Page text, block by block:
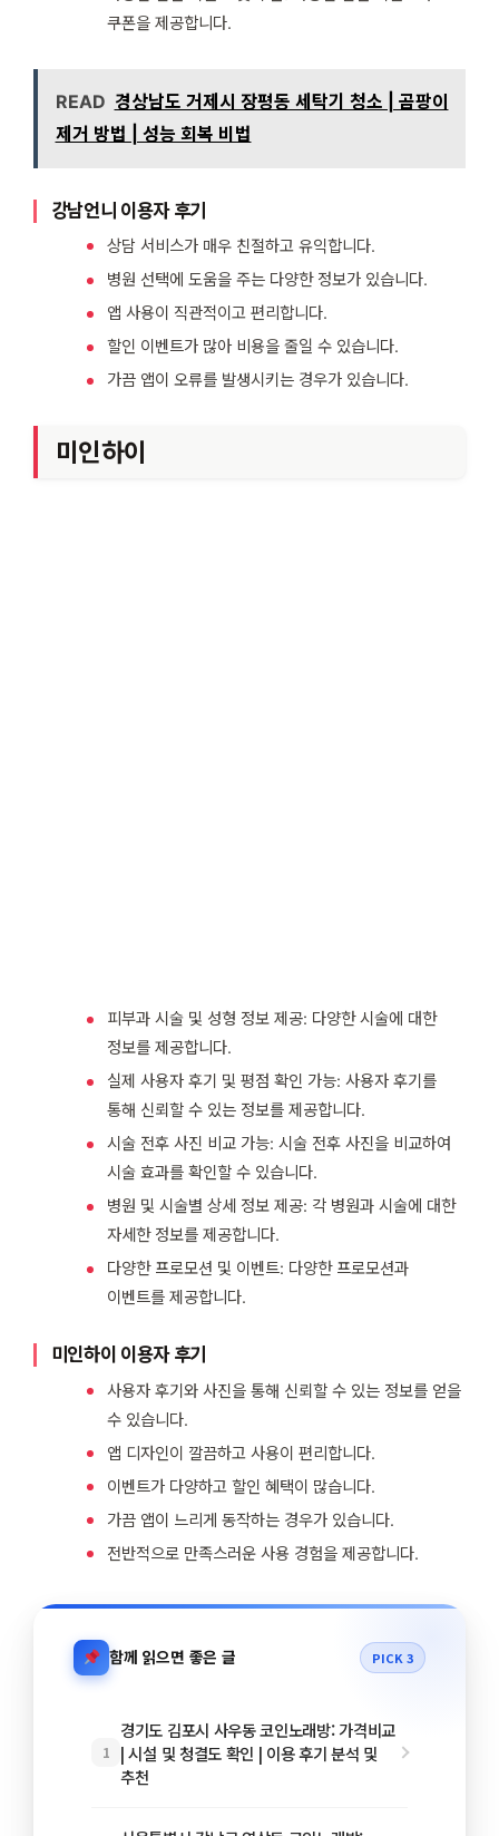
쿠폰을 제공합니다.
READ 경상남도 거제시 장평동 세탁기 청소 | 곰팡이
제거 방법 | 성능 회복 비법
강남언니 이용자 후기
상담 서비스가 매우 친절하고 유익합니다.
병원 선택에 도움을 주는 다양한 정보가 있습니다.
앱 사용이 직관적이고 편리합니다.
할인 이벤트가 많아 비용을 줄일 수 있습니다.
가끔 앱이 오류를 발생시키는 경우가 있습니다.
미인하이
피부과 시술 및 성형 정보 제공: 다양한 시술에 대한
정보를 제공합니다.
실제 사용자 후기 및 평점 확인 가능: 사용자 후기를
통해 신뢰할 수 있는 정보를 제공합니다.
시술 전후 사진 비교 가능: 시술 전후 사진을 비교하여
시술 효과를 확인할 수 있습니다.
병원 및 시술별 상세 정보 제공: 각 병원과 시술에 대한
자세한 정보를 제공합니다.
다양한 프로모션 및 이벤트: 다양한 프로모션과
이벤트를 제공합니다.
미인하이 이용자 후기
사용자 후기와 사진을 통해 신뢰할 수 있는 정보를 얻을
수 있습니다.
앱 디자인이 깔끔하고 사용이 편리합니다.
이벤트가 다양하고 할인 혜택이 많습니다.
가끔 앱이 느리게 동작하는 경우가 있습니다.
전반적으로 만족스러운 사용 경험을 제공합니다.
함께 읽으면 좋은 글 PICK 3
1
경기도 김포시 사우동 코인노래방: 가격비교
| 시설 및 청결도 확인 | 이용 후기 분석 및
추천